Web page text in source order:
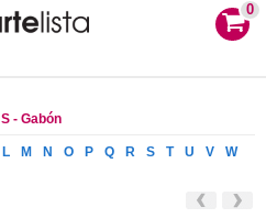
0
S - Gabón
L M N O P Q R S T U V
W